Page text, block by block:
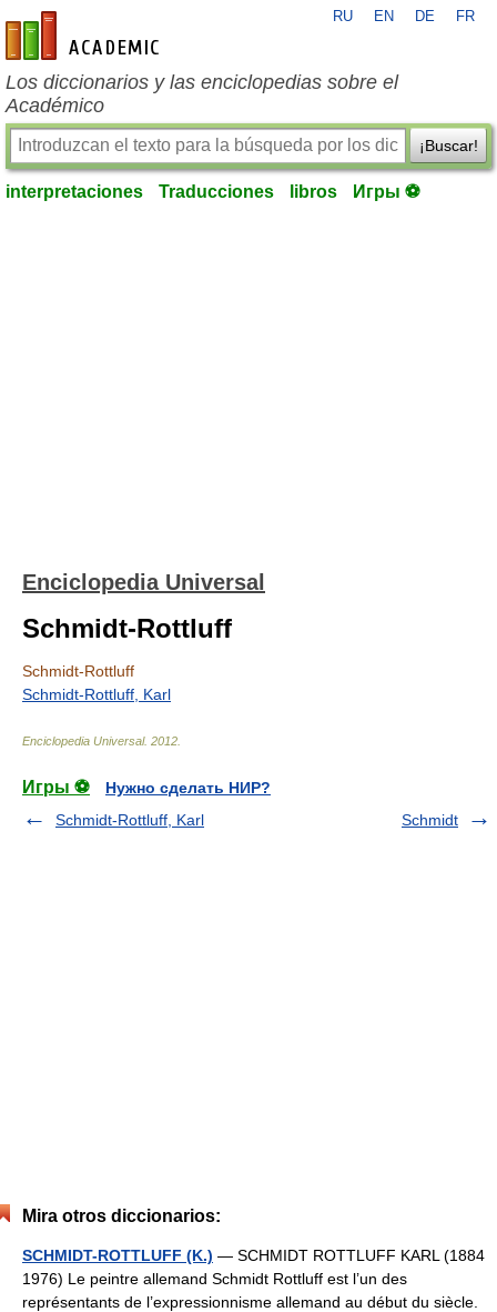
es-academic.com
RU EN DE FR
Los diccionarios y las enciclopedias sobre el
Académico
¡Buscar!
interpretaciones Traducciones libros Игры ⚽
Enciclopedia Universal
Schmidt-Rottluff
Schmidt-Rottluff
Schmidt-Rottluff, Karl
Enciclopedia Universal. 2012
Игры ⚽
Нужно сделать НИР?
Schmidt-Rottluff, Karl
Schmidt
Mira otros diccionarios:
SCHMIDT-ROTTLUFF (K.) — SCHMIDT ROTTLUFF KARL (1884
1976) Le peintre allemand Schmidt Rottluff est l’un des
représentants de l’expressionnisme allemand au début du siècle.